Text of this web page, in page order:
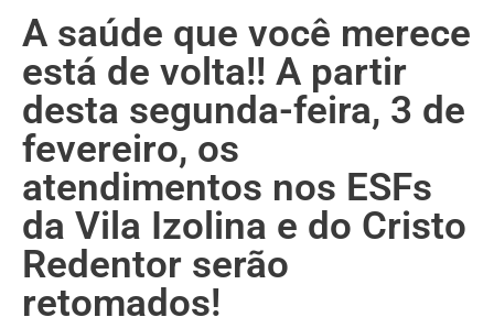
A saúde que você merece
está de volta!! A partir
desta segunda-feira, 3 de
fevereiro, os
atendimentos nos ESFs
da Vila Izolina e do Cristo
Redentor serão
retomados!